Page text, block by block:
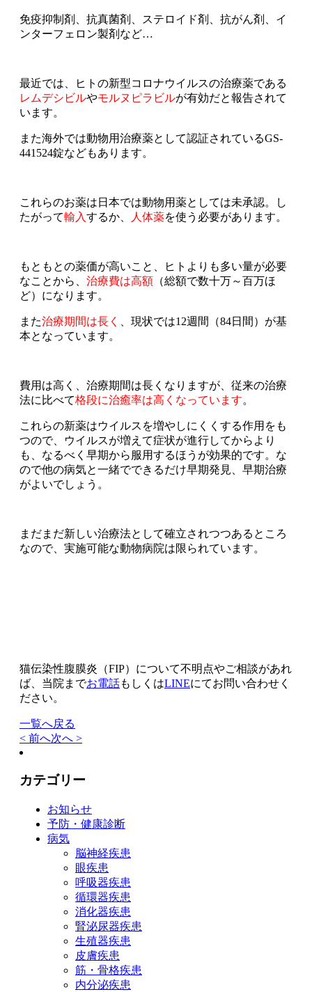
免疫抑制剤、抗真菌剤、ステロイド剤、抗がん剤、イ
ンターフェロン製剤など…
最近では、ヒトの新型コロナウイルスの治療薬である
レムデシビルやモルヌピラビルが有効だと報告されて
います。
また海外では動物用治療薬として認証されているGS-
441524錠などもあります。
これらのお薬は日本では動物用薬としては未承認。し
たがって輸入するか、 人体薬を使う必要があります。
もともとの薬価が高いこと、ヒトよりも多い量が必要
なことから、 治療費は高額 （総額で数十万～百万ほ
ど）になります。
また治療期間は長く
、現状では12週間（84日間）が基
本となっています。
費用は高く、治療期間は長くなりますが、従来の治療
法に比べて格段に治癒率は高くなっています。
これらの新薬はウイルスを増やしにくくする作用をも
つので、ウイルスが増えて症状が進行してからより
も、なるべく早期から服用するほうが効果的です。な
ので他の病気と一緒でできるだけ早期発見、早期治療
がよいでしょう。
まだまだ新しい治療法として確立されつつあるところ
なので、実施可能な動物病院は限られています。
猫伝染性腹膜炎（FIP）について不明点やご相談があれ
ば、当院までお電話もしくはLINEにてお問い合わせく
ださい。
一覧へ戻る
< 前へ次へ >
カテゴリー
お知らせ
予防・健康診断
病気
脳神経疾患
眼疾患
呼吸器疾患
循環器疾患
消化器疾患
腎泌尿器疾患
生殖器疾患
皮膚疾患
筋・骨格疾患
内分泌疾患